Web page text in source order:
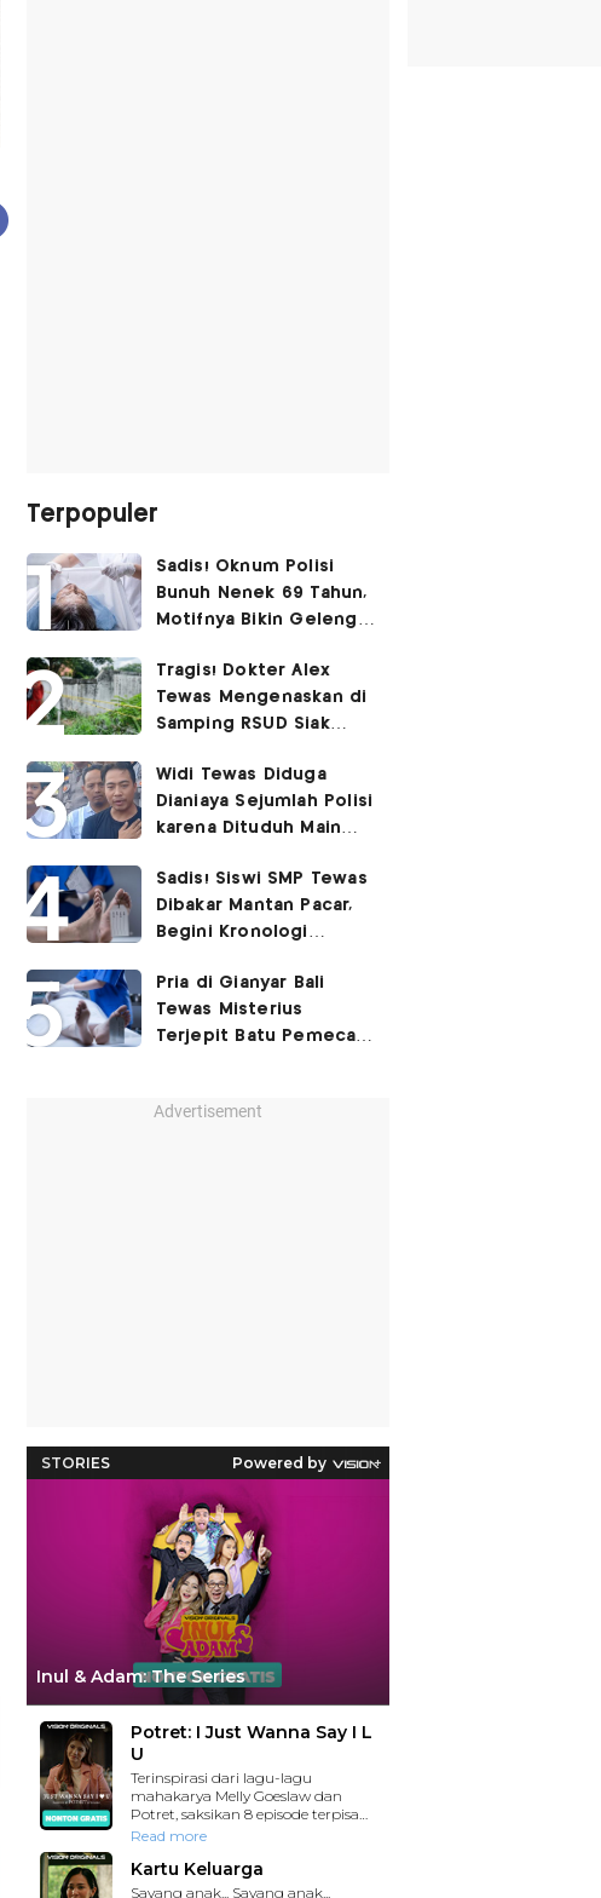
Terpopuler
Sadis! Oknum Polisi
Bunuh Nenek 69 Tahun,
Motifnya Bikin Geleng
Tragis! Dokter Alex
Tewas Mengenaskan di
Samping RSUD Siak
Rocuronium
Widi Tewas Diduga
Dianiaya Sejumlah Polisi
karena Dituduh Main
Sadis! Siswi SMP Tewas
Dibakar Mantan Pacar,
Begini Kronologi
Pria di Gianyar Bali
Tewas Misterius
Terjepit Batu Pemecah
Advertisement